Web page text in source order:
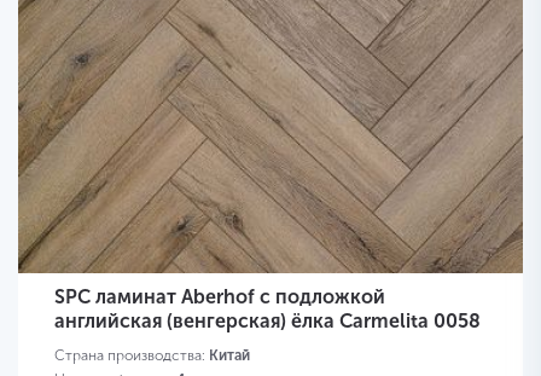
SPC ламинат Aberhof с подложкой
английская (венгерская) ёлка Carmelita 0058
Страна производства: Китай